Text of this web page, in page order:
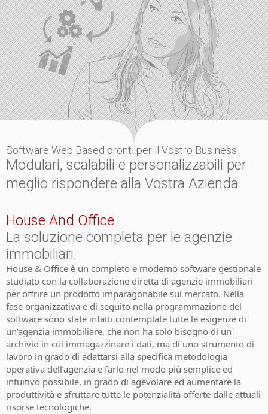
Software Web Based pronti per il Vostro Business
Modulari, scalabili e personalizzabili per
meglio rispondere alla Vostra Azienda
House And Office
La soluzione completa per le agenzie
immobiliari.
House & Office è un completo e moderno software gestionale
studiato con la collaborazione diretta di agenzie immobiliari
per offrire un prodotto imparagonabile sul mercato. Nella
fase organizzativa e di seguito nella programmazione del
software sono state infatti contemplate tutte le esigenze di
un’agenzia immobiliare, che non ha solo bisogno di un
archivio in cui immagazzinare i dati, ma di uno strumento di
lavoro in grado di adattarsi alla specifica metodologia
operativa dell’agenzia e farlo nel modo più semplice ed
intuitivo possibile, in grado di agevolare ed aumentare la
produttività e sfruttare tutte le potenzialità offerte dalle attuali
risorse tecnologiche.